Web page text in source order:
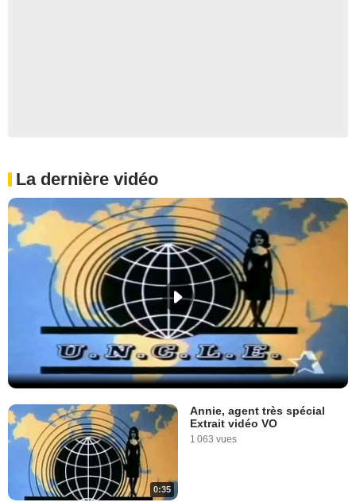
La dernière vidéo
0:35
Annie, agent très spécial
Extrait vidéo VO
1 063 vues